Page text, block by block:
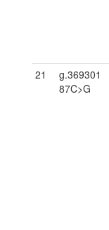
21
g.369301
87C>G